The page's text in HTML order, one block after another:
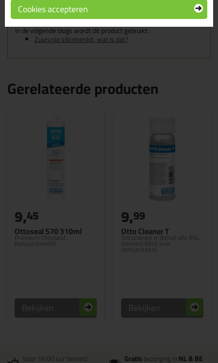
310ml
In de volgende blogs wordt dit product gebruikt:
Zuurvrije siliconenkit, wat is dat?
Gerelateerde producten
Ottoseal S70 310ml
Premium Ottoseal
Natuursteenkit
9,45
Bekijken
Otto Cleaner T
Siliconenkit in (bijna) alle RAL
kleuren! (Niet voor
natuursteen)
9,99
Bekijken
Voor 16:00 uur besteld Gratisbezorging inNL & BE
Cookies accepteren